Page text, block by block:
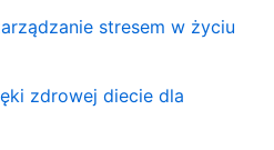
stresem w życiu
zdrowej diecie dla